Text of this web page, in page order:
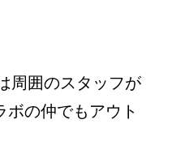
周囲のスタッフが
の仲でもアウト